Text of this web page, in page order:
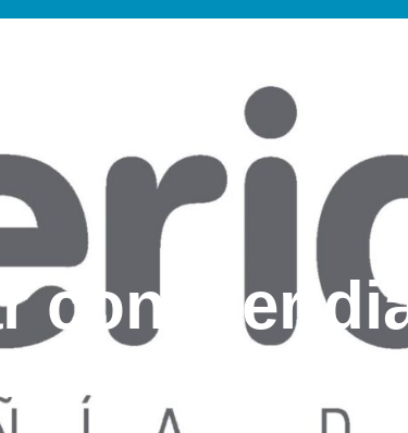
con
gratuitos